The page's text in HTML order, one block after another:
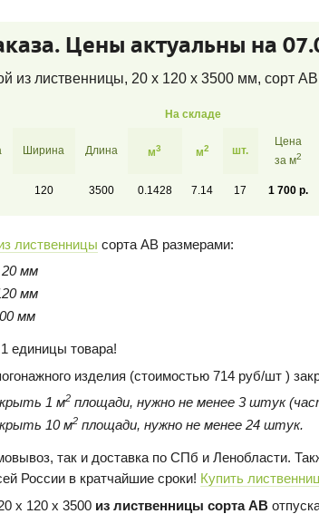
Цены актуальны на
из лиственницы, 20 x 120 x 3500 мм, сорт AB
На складе
Ширина Длина м3 м2 шт.
Цена
за м2
120 3500 0.1428 7.14 17 1 700 р.
лиственницы сорта AB размерами:
мм
мм
мм
единицы товара!
изделия (стоимостью 714 руб/шт )
1 м2 площади, нужно не менее 3 штук
10 м2 площади, нужно не менее 24 штук.
так и доставка по СПб и Ленобласти.
России в кратчайшие сроки! Купить
х 120 х 3500 из лиственницы сорта AB